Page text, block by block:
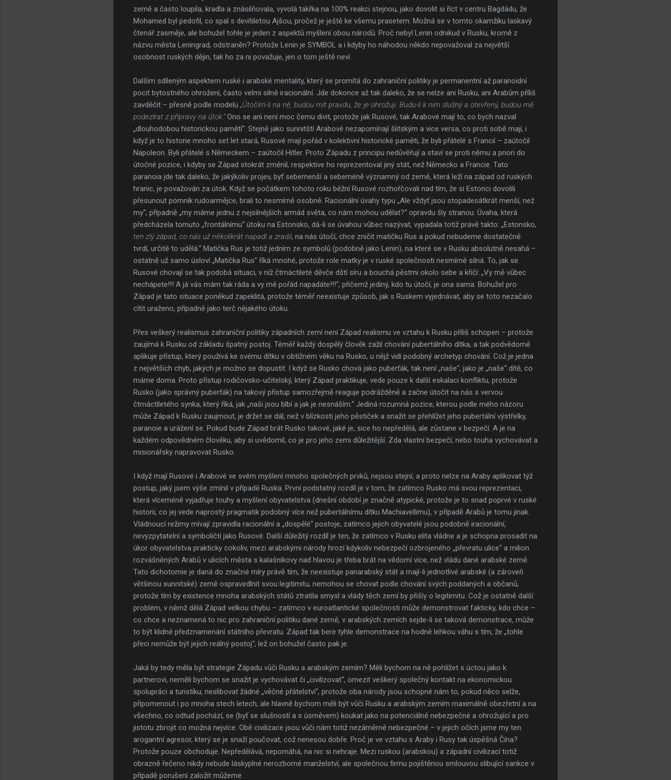
země a často loupila, kradla a znásilňovala, vyvolá takřka na 100% reakci stejnou, jako dovolit si říct v centru Bagdádu, že
Mohamed byl pedofil, co spal s devítiletou Ajšou, pročež je ještě ke všemu prasetem. Možná se v tomto okamžiku laskavý
čtenář zasměje, ale bohužel tohle je jeden z aspektů myšlení obou národů. Proč nebyl Lenin odnikud v Rusku, kromě z
názvu města Leningrad, odstraněn? Protože Lenin je SYMBOL a i kdyby ho náhodou někdo nepovažoval za největší
osobnost ruských dějin, tak ho za ni považuje, jen o tom ještě neví.
Dalším sdíleným aspektem ruské i arabské mentality, který se promítá do zahraniční politiky je permanentní až paranoidní
pocit bytostného ohrožení, často velmi silně iracionální. Jde dokonce až tak daleko, že se nelze ani Rusku, ani Arabům příliš
zavděčit – přesně podle modelu „Útočím-li na ně, budou mít pravdu, že je ohrožuji. Budu-li k nim slušný a otevřený, budou mě
podezírat z přípravy na útok.“Ono se ani není moc čemu divit, protože jak Rusové, tak Arabové mají to, co bych nazval
„dlouhodobou historickou pamětí“. Stejně jako sunnitští Arabové nezapomínají šíitským a vice versa, co proti sobě mají, i
když je to historie mnoho set let stará, Rusové mají pořád v kolektivní historické paměti, že byli přátelé s Francií – zaútočil
Napoleon. Byli přátelé s Německem – zaútočil Hitler. Proto Západu z principu nedůvěřují a staví se proti němu a priori do
útočné pozice, i kdyby se Západ stokrát změnil, respektive ho reprezentoval jiný stát, než Německo a Francie. Tato
paranoia jde tak daleko, že jakýkoliv projev, byť sebemenší a sebeméně významný od země, která leží na západ od ruských
hranic, je považován za útok. Když se počátkem tohoto roku běžní Rusové rozhořčovali nad tím, že si Estonci dovolili
přesunout pomník rudoarmějce, brali to nesmírně osobně. Racionální úvahy typu „Ale vždyť jsou stopadesátkrát menší, než
my“, případně „my máme jednu z nejsilnějších armád světa, co nám mohou udělat?“ opravdu šly stranou. Úvaha, která
předcházela tomuto „frontálnímu“ útoku na Estonsko, dá-li se úvahou vůbec nazývat, vypadala totiž právě takto: „Estonsko,
ten zlý západ, co nás už několikrát napadl a zradil, na nás útočí, chce zničit matičku Rus a pokud nebudeme dostatečně
tvrdí, určitě to udělá.“ Matička Rus je totiž jedním ze symbolů (podobně jako Lenin), na které se v Rusku absolutně nesahá –
ostatně už samo úsloví „Matička Rus“ říká mnohé, protože role matky je v ruské společnosti nesmírně silná. To, jak se
Rusové chovají se tak podobá situaci, v níž čtrnáctileté děvče dští síru a bouchá pěstmi okolo sebe a křičí: „Vy mě vůbec
nechápete!!! A já vás mám tak ráda a vy mě pořád napadáte!!!“, přičemž jediný, kdo tu útočí, je ona sama. Bohužel pro
Západ je tato situace poněkud zapeklitá, protože téměř neexistuje způsob, jak s Ruskem vyjednávat, aby se toto nezačalo
cítit uraženo, případně jako terč nějakého útoku.
Přes veškerý realismus zahraniční politiky západních zemí není Západ realismu ve vztahu k Rusku příliš schopen – protože
zaujímá k Rusku od základu špatný postoj. Téměř každý dospělý člověk zažil chování pubertálního dítka, a tak podvědomě
aplikuje přístup, který používá ke svému dítku v obtížném věku na Rusko, u nějž vidí podobný archetyp chování. Což je jedna
z největších chyb, jakých je možno se dopustit. I když se Rusko chová jako puberťák, tak není „naše“, jako je „naše“ dítě, co
máme doma. Proto přístup rodičovsko-učitelský, který Západ praktikuje, vede pouze k další eskalaci konfliktu, protože
Rusko (jako správný puberťák) na takový přístup samozřejmě reaguje podrážděně a začne útočit na nás s vervou
čtrnáctiletého synka, který říká, jak „naši jsou blbí a jak je nesnáším.“ Jediná rozumná pozice, kterou podle mého názoru
může Západ k Rusku zaujmout, je držet se dál, než v blízkosti jeho pěstiček a snažit se přehlížet jeho pubertální výstřelky,
paranoie a urážení se. Pokud bude Západ brát Rusko takové, jaké je, sice ho nepředělá, ale zůstane v bezpečí. A je na
každém odpovědném člověku, aby si uvědomil, co je pro jeho zemi důležitější. Zda vlastní bezpečí, nebo touha vychovávat a
misionářsky napravovat Rusko.
I když mají Rusové i Arabové ve svém myšlení mnoho společných prvků, nejsou stejní, a proto nelze na Araby aplikovat týž
postup, jaký jsem výše zmínil v případě Ruska. První podstatný rozdíl je v tom, že zatímco Rusko má svou reprezentaci,
která víceméně vyjadřuje touhy a myšlení obyvatelstva (dnešní období je značně atypické, protože je to snad poprvé v ruské
historii, co jej vede naprostý pragmatik podobný více než pubertálnímu dítku Machiavellimu), v případě Arabů je tomu jinak.
Vládnoucí režimy mívají zpravidla racionální a „dospělé“ postoje, zatímco jejich obyvatelé jsou podobně iracionální,
nevyzpytatelní a symboličtí jako Rusové. Další důležitý rozdíl je ten, že zatímco v Rusku elita vládne a je schopna prosadit na
úkor obyvatelstva prakticky cokoliv, mezi arabskými národy hrozí kdykoliv nebezpečí ozbrojeného „převratu ulice“ a milion
rozvášněných Arabů v ulicích města s kalašnikovy nad hlavou je třeba brát na vědomí více, než vládu dané arabské země.
Tato dichotomie je daná do značné míry právě tím, že neexistuje panarabský stát a mají-li jednotlivé arabské (a zároveň
většinou sunnitské) země ospravedlnit svou legitimitu, nemohou se chovat podle chování svých poddaných a občanů,
protože tím by existence mnoha arabských států ztratila smysl a vlády těch zemí by přišly o legitimitu. Což je ostatně další
problém, v němž dělá Západ velkou chybu – zatímco v euroatlantické společnosti může demonstrovat fakticky, kdo chce –
co chce a neznamená to nic pro zahraniční politiku dané země, v arabských zemích sejde-li se taková demonstrace, může
to být klidně předznamenání státního převratu. Západ tak bere tyhle demonstrace na hodně lehkou váhu s tím, že „tohle
přeci nemůže být jejich reálný postoj“, lež on bohužel často pak je.
Jaká by tedy měla být strategie Západu vůči Rusku a arabským zemím? Měli bychom na ně pohlížet s úctou jako k
partnerovi, neměli bychom se snažit je vychovávat či „civilizovat“, omezit veškerý společný kontakt na ekonomickou
spolupráci a turistiku, neslibovat žádné „věčné přátelství“, protože oba národy jsou schopné nám to, pokud něco selže,
připomenout i po mnoha stech letech, ale hlavně bychom měli být vůči Rusku a arabským zemím maximálně obezřetní a na
všechno, co odtud pochází, se (byť se slušností a s úsměvem) koukat jako na potenciálně nebezpečné a ohrožující a pro
jistotu zbrojit co možná nejvíce. Obě civilizace jsou vůči nám totiž nezáměrně nebezpečné – v jejich očích jsme my ten
arogantní agresor, který se je snaží poučovat, což nenesou dobře. Proč je ve vztahu s Araby i Rusy tak úspěšná Čína?
Protože pouze obchoduje. Nepředělává, nepomáhá, na nic si nehraje. Mezi ruskou (arabskou) a západní civilizací totiž
obrazně řečeno nikdy nebude láskyplné nerozborné manželství, ale společnou firmu pojištěnou smlouvou slibující sankce v
případě porušení založit můžeme.